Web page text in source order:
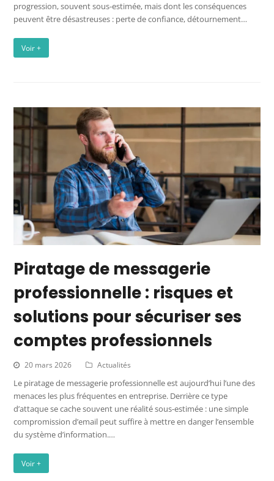
progression, souvent sous-estimée, mais dont les conséquences
peuvent être désastreuses : perte de confiance, détournement…
Voir +
Piratage de messagerie
professionnelle : risques et
solutions pour sécuriser ses
comptes professionnels
20 mars 2026 Actualités
Le piratage de messagerie professionnelle est aujourd’hui l’une des
menaces les plus fréquentes en entreprise. Derrière ce type
d’attaque se cache souvent une réalité sous-estimée : une simple
compromission d’email peut suffire à mettre en danger l’ensemble
du système d’information.…
Voir +